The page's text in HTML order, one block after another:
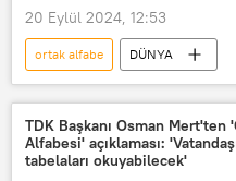
KKTC
Türkmenistan
Tacikistan
20 Eylül 2024, 12:53
ortak alfabe
DÜNYA
Türk Devletleri Teşkilatı
Türk Dünyası Ortak Alfabe
TDK Başkanı Osman Mert'ten
Alfabesi' açıklaması:
tabelaları okuyabilecek'